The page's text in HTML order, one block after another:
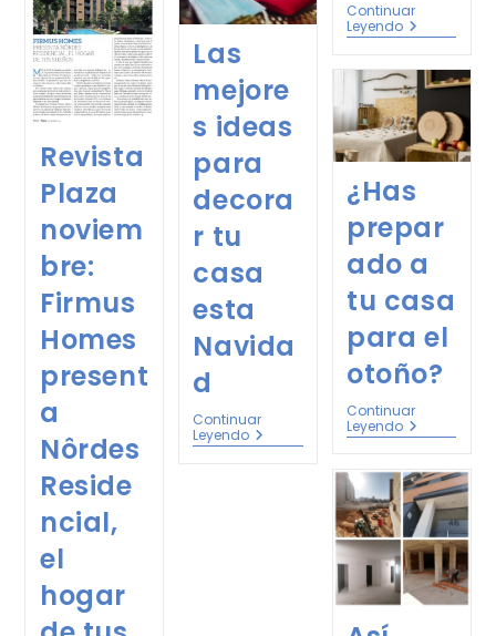
Continuar
Leyendo
Las
mejore
s ideas
para
decora
r tu
casa
esta
Navida
d
Continuar
Leyendo
Revista
Plaza
noviem
bre:
Firmus
Homes
present
a
Nôrdes
Reside
ncial,
el
hogar
¿Has
prepar
ado a
tu casa
para el
otoño?
Continuar
Leyendo